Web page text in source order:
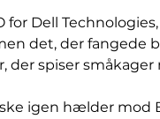
Dell
det, der fangede
der spiser
igen hælder mod